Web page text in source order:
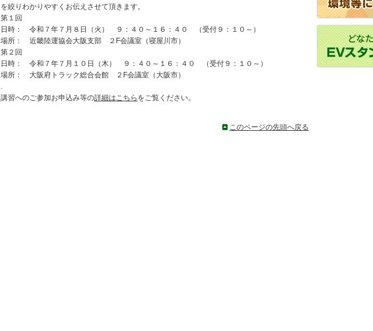
を絞りわかりやすくお伝えさせて頂きます。
第１回
日時： 令和７年７月８日（火） ９：４０～１６：４０ （受付９：１０～）
場所： 近畿陸運協会大阪支部 ２F会議室（寝屋川市）
第２回
日時： 令和７年７月１０日（木） ９：４０～１６：４０ （受付９：１０～）
場所： 大阪府トラック総合会館 ２F会議室（大阪市）
.
講習へのご参加お申込み等の詳細はこちら をご覧ください。
このページの先頭へ戻る